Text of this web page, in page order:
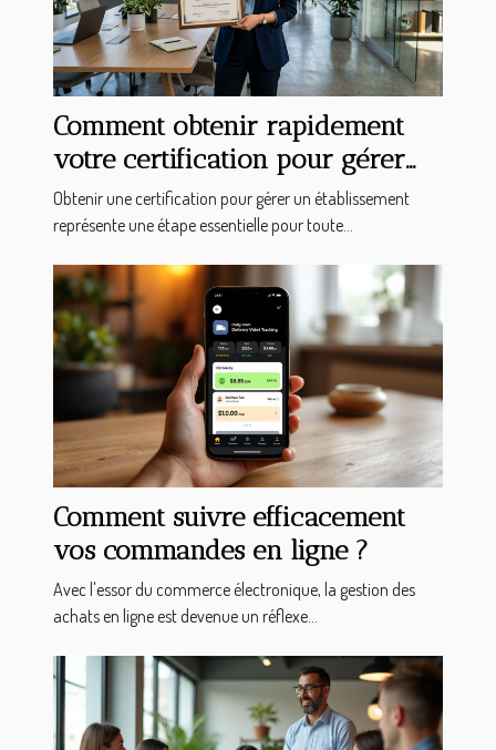
Comment obtenir rapidement
votre certification pour gérer
un établissement ?
Obtenir une certification pour gérer un établissement
représente une étape essentielle pour toute...
Comment suivre efficacement
vos commandes en ligne ?
Avec l'essor du commerce électronique, la gestion des
achats en ligne est devenue un réflexe...